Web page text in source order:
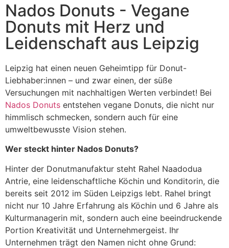
Nados Donuts - Vegane
Donuts mit Herz und
Leidenschaft aus Leipzig
Leipzig hat einen neuen Geheimtipp für Donut-
Liebhaber:innen – und zwar einen, der süße
Versuchungen mit nachhaltigen Werten verbindet! Bei
Nados Donuts entstehen vegane Donuts, die nicht nur
himmlisch schmecken, sondern auch für eine
umweltbewusste Vision stehen.
Wer steckt hinter Nados Donuts?
Hinter der Donutmanufaktur steht Rahel Naadodua
Antrie, eine leidenschaftliche Köchin und Konditorin, die
bereits seit 2012 im Süden Leipzigs lebt. Rahel bringt
nicht nur 10 Jahre Erfahrung als Köchin und 6 Jahre als
Kulturmanagerin mit, sondern auch eine beeindruckende
Portion Kreativität und Unternehmergeist. Ihr
Unternehmen trägt den Namen nicht ohne Grund: